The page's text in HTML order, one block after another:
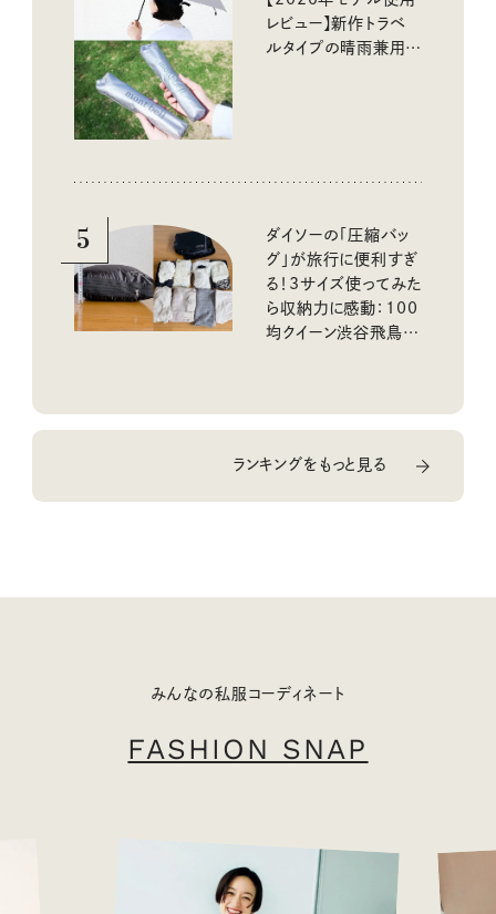
レビュー】新作トラベ
ルタイプの晴雨兼用傘
5
ダイソーの「圧縮バッ
グ」が旅行に便利すぎ
る！3サイズ使ってみた
ら収納力に感動：100
均クイーン渋谷飛鳥の
ランキングをもっと見る
みんなの私服コーディネート
FASHION SNAP